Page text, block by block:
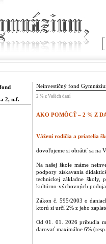
Neinvestičný fond
2 % z Vašich daní
AKO POMÔCŤ – 2 % Z
Vážení rodičia a priatelia
dovoľujeme si obrátiť sa na
Na našej škole máme
podpory získavania
technickej základne školy,
kultúrno-výchovných
Zákon č. 595/2003 o
ktorú si určí 2% z jeho
Od 01. 01. 2026 pribudla
darovať maximálne 6%
2, n.f.